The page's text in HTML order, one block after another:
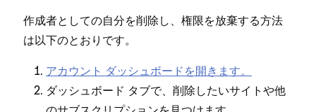
作成者としての自分を削除し⁠、権限を放棄する方法
は以下のとおりです⁠。
アカウント ダ⁠ッシ⁠ュボ⁠ードを開きます⁠。
ダ⁠ッシ⁠ュボ⁠ード タブで⁠、削除したいサイトや他